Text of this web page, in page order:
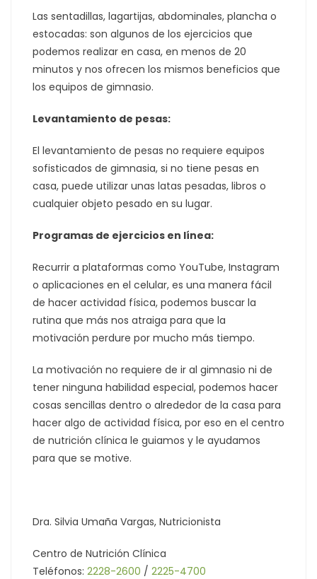
Las sentadillas, lagartijas, abdominales, plancha o
estocadas: son algunos de los ejercicios que
podemos realizar en casa, en menos de 20
minutos y nos ofrecen los mismos beneficios que
los equipos de gimnasio.
Levantamiento de pesas:
El levantamiento de pesas no requiere equipos
sofisticados de gimnasia, si no tiene pesas en
casa, puede utilizar unas latas pesadas, libros o
cualquier objeto pesado en su lugar.
Programas de ejercicios en línea:
Recurrir a plataformas como YouTube, Instagram
o aplicaciones en el celular, es una manera fácil
de hacer actividad física, podemos buscar la
rutina que más nos atraiga para que la
motivación perdure por mucho más tiempo.
La motivación no requiere de ir al gimnasio ni de
tener ninguna habilidad especial, podemos hacer
cosas sencillas dentro o alrededor de la casa para
hacer algo de actividad física, por eso en el centro
de nutrición clínica le guiamos y le ayudamos
para que se motive.
Dra. Silvia Umaña Vargas, Nutricionista
Centro de Nutrición Clínica
Teléfonos: 2228-2600 / 2225-4700